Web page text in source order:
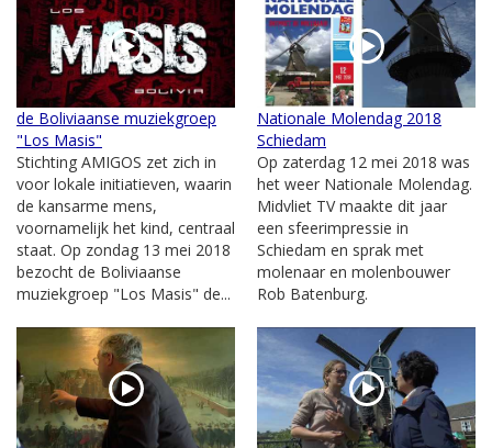
de Boliviaanse muziekgroep
"Los Masis"
Stichting AMIGOS zet zich in
voor lokale initiatieven, waarin
de kansarme mens,
voornamelijk het kind, centraal
staat. Op zondag 13 mei 2018
bezocht de Boliviaanse
muziekgroep "Los Masis" de...
Nationale Molendag 2018
Schiedam
Op zaterdag 12 mei 2018 was
het weer Nationale Molendag.
Midvliet TV maakte dit jaar
een sfeerimpressie in
Schiedam en sprak met
molenaar en molenbouwer
Rob Batenburg.